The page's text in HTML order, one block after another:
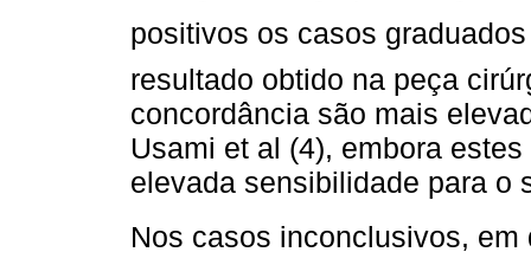
positivos os casos
resultado obtido na peça
concordância são mais
Usami et al (4), embora
elevada sensibilidade para o
Nos casos inconclusivos,